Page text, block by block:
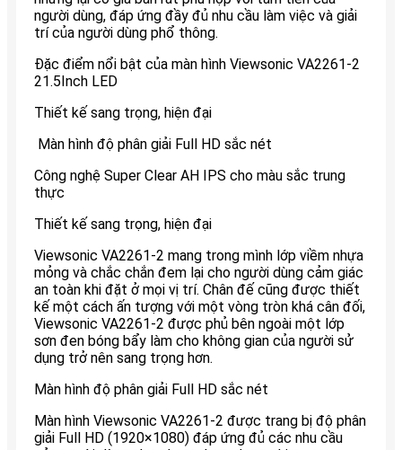
người dùng, đáp ứng đầy đủ nhu cầu làm việc và giải
trí của người dùng phổ thông.
Đặc điểm nổi bật của màn hình Viewsonic VA2261-2
21.5Inch LED
Thiết kế sang trọng, hiện đại
Màn hình độ phân giải Full HD sắc nét
Công nghệ Super Clear AH IPS cho màu sắc trung
thực
Thiết kế sang trọng, hiện đại
Viewsonic VA2261-2 mang trong mình lớp viềm nhựa
mỏng và chắc chắn đem lại cho người dùng cảm giác
an toàn khi đặt ở mọi vị trí. Chân đế cũng được thiết
kế một cách ấn tượng với một vòng tròn khá cân đối,
Viewsonic VA2261-2 được phủ bên ngoài một lớp
sơn đen bóng bẩy làm cho không gian của người sử
dụng trở nên sang trọng hơn.
Màn hình độ phân giải Full HD sắc nét
Màn hình Viewsonic VA2261-2 được trang bị độ phân
giải Full HD (1920×1080) đáp ứng đủ các nhu cầu